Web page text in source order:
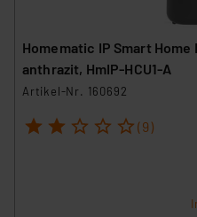
Homematic IP Smart
anthrazit, HmIP-HCU1-A
Artikel-Nr. 160692
1 2 3 4 5 (9)